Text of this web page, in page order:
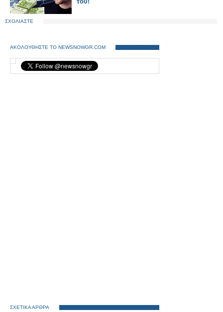
ΣΧΟΛΙΑΣΤΕ
ΑΚΟΛΟΥΘΗΣΤΕ ΤΟ NEWSNOWGR.COM
ΣΧΕΤΙΚΑ ΑΡΘΡΑ